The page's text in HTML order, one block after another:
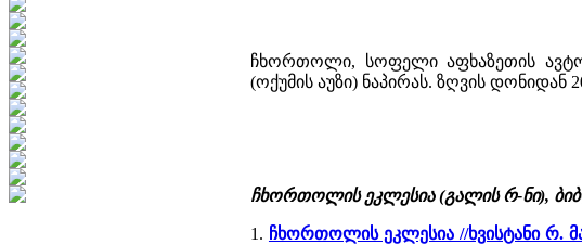
ჩხორთოლი, სოფელი აფხაზეთის
(ოქუმის აუზი) ნაპირას. ზღვის დონიდან
ჩხორთოლის ეკლესია (გალის რ-ნი),
1. ჩხორთოლის ეკლესია //ხვისტანი რ.